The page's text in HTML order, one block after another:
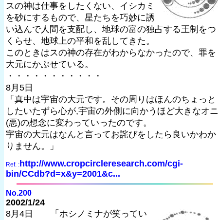
スの神は仕事をしたくない、イシカミ
を砂にするもので、星たちを巧妙に誘
い込んで人間を支配し、地球の富の独占する王制をつ
くらせ、地球上の平和を乱してきた。
このときはスの神の存在がわからなかったので、罪を
大元にかぶせている。
・・・・・・・・・・・
8月5日
「真中は宇宙の大元です。その周りはほんのちょっと
したいたずら心が,宇宙の外側に向かうほど大きなオニ
(悪)の想念に変わっていったのです。
宇宙の大元はなんと言ってお詫びをしたら良いかわか
りません。」
Ref. : http://www.cropcircleresearch.com/cgi-
bin/CCdb?d=x&y=2001&c...
No.200
2002/1/24
8月4日 「ホシノミナが笑ってい